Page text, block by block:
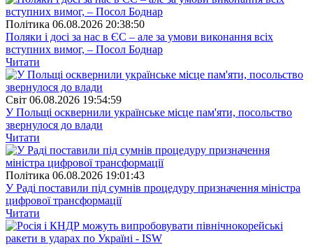
Полiтика 06.08.2026 20:38:50
Поляки і досі за нас в ЄС – але за умови виконання всіх
вступних вимог, – Посол Боднар
Читати
Свiт 06.08.2026 19:54:59
У Польщі осквернили українське місце пам'яти, посольство
звернулося до влади
Читати
Полiтика 06.08.2026 19:01:43
У Раді поставили під сумнів процедуру призначення міністра
цифрової трансформації
Читати